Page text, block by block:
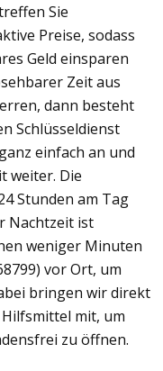
Sie
Preise, sodass
Geld einsparen
Zeit aus
dann besteht
Schlüsseldienst
einfach an und
weiter. Die
Stunden am Tag
Nachtzeit ist
weniger Minuten
vor Ort, um
bringen wir direkt
mit, um
zu öffnen.